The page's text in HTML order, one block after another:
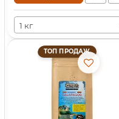
1 кг
ТОП ПРОДАЖ